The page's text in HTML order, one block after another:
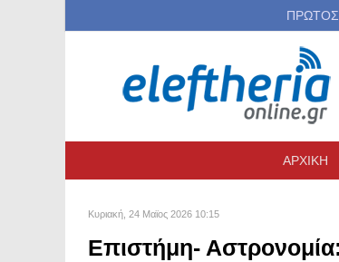
ΑΡΧΙΚΗ
Κυριακή, 24 Μαϊος 2026 10:15
Επιστήμη-